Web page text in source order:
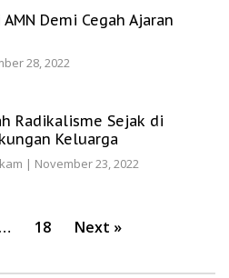
Demi Cegah Ajaran
28, 2022
Radikalisme Sejak di
Keluarga
| November 23, 2022
… 18 Next »